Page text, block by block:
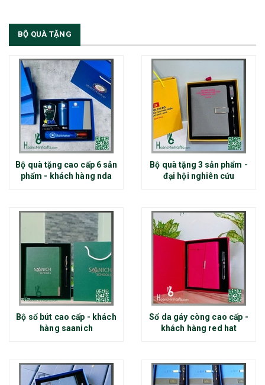
BỘ QUÀ TẶNG
Bộ quà tặng cao cấp 6 sản
phẩm - khách hàng nda
Bộ quà tặng 3 sản phẩm -
đại hội nghiên cứu
Bộ sổ bút cao cấp - khách
hàng saanich
Sổ da gáy còng cao cấp -
khách hàng red hat